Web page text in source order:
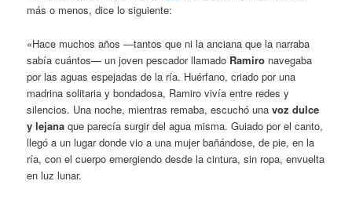
más o menos, dice lo siguiente:
«Hace muchos años —tantos que ni la anciana que la narraba
sabía cuántos— un joven pescador llamado Ramiro navegaba
por las aguas espejadas de la ría. Huérfano, criado por una
madrina solitaria y bondadosa, Ramiro vivía entre redes y
silencios. Una noche, mientras remaba, escuchó unavoz dulce
y lejana que parecía surgir del agua misma. Guiado por el canto,
llegó a un lugar donde vio a una mujer bañándose, de pie, en la
ría, con el cuerpo emergiendo desde la cintura, sin ropa, envuelta
en luz lunar.